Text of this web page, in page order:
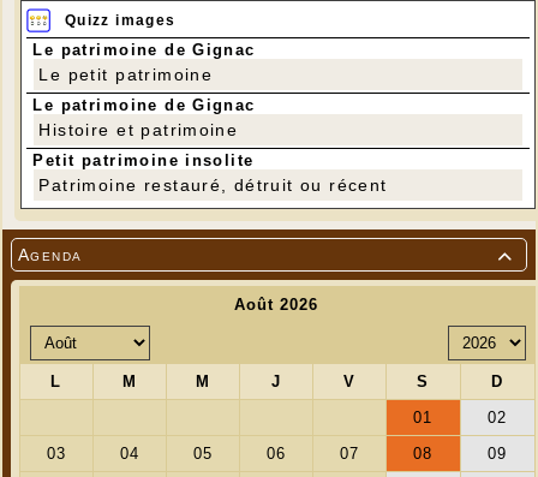

Agenda
Quizz images
Le patrimoine de Gignac
Le petit patrimoine
Le patrimoine de Gignac
Histoire et patrimoine
Petit patrimoine insolite
Patrimoine restauré, détruit ou récent